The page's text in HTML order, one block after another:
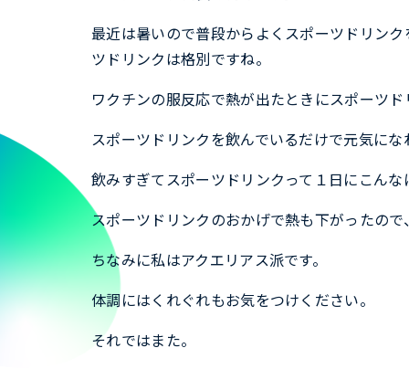
最近は暑いので普段からよくスポーツドリン
ツドリンクは格別ですね。
ワクチンの服反応で熱が出たときにスポーツ
スポーツドリンクを飲んでいるだけで元気に
飲みすぎてスポーツドリンクって１日にこん
スポーツドリンクのおかげで熱も下がったの
ちなみに私はアクエリアス派です。
体調にはくれぐれもお気をつけください。
それではまた。